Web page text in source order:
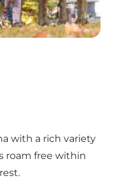
with a rich variety
roam free within